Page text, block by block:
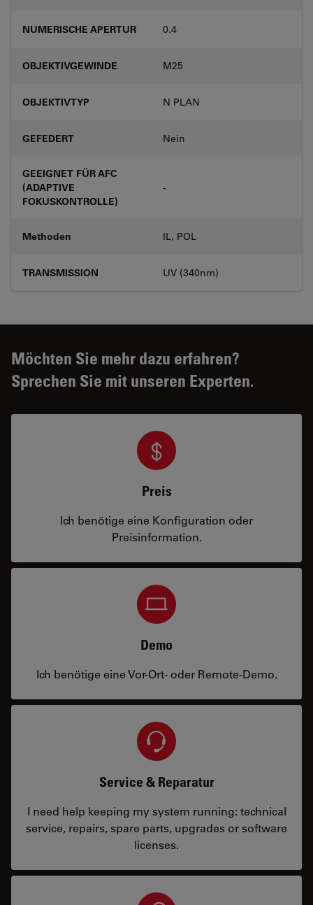
NUMERISCHE APERTUR 0.4
OBJEKTIVGEWINDE M25
OBJEKTIVTYP N PLAN
GEFEDERT Nein
GEEIGNET FÜR AFC
(ADAPTIVE
FOKUSKONTROLLE)
-
Methoden IL, POL
TRANSMISSION UV (340nm)
Möchten Sie mehr dazu erfahren?
Sprechen Sie mit unseren Experten.
Preis
Ich benötige eine Konfiguration oder
Preisinformation.
Demo
Ich benötige eine Vor-Ort- oder Remote-Demo.
Service & Reparatur
I need help keeping my system running: technical
service, repairs, spare parts, upgrades or software
licenses.